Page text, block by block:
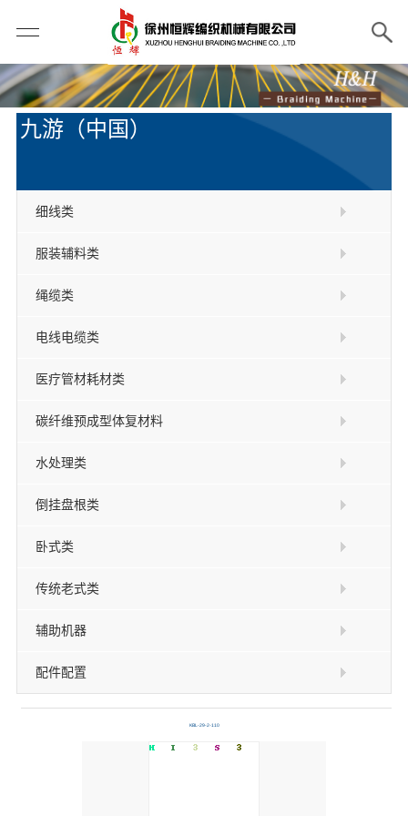
九游（中国）
细线类
服装辅料类
绳缆类
电线电缆类
医疗管材耗材类
碳纤维预成型体复材料
水处理类
倒挂盘根类
卧式类
传统老式类
辅助机器
配件配置
KBL-29-2-110